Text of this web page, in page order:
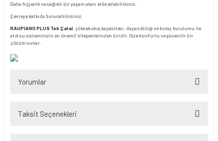
Daha hijyenik ve sağlıklı bir yaşam alanı elde edebilirsiniz.
Çevreye katkıda bulunabilirsiniz.
RAUPIANO PLUS Tek Çatal, yüksek akış kapasitesi, dayanıklılığı ve kolay kurulumu ile
atık su sisteminizin en önemli bileşenlerinden biridir. Size konforlu ve güvenilir bir
çözüm sunar.
Yorumlar
Taksit Seçenekleri